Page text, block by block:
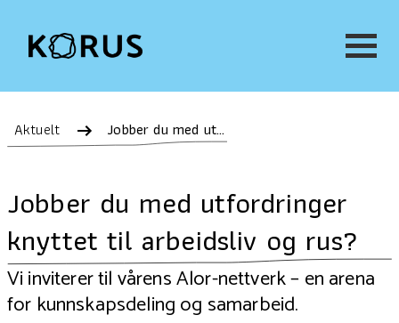
Aktuelt Jobber du med utfordringer knyttet til arbeidsliv og rus?
Jobber du med utfordringer
knyttet til arbeidsliv og rus?
Vi inviterer til vårens Alor-nettverk – en arena
for kunnskapsdeling og samarbeid.